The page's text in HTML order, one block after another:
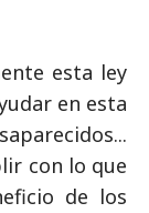
esta ley
en esta
con lo que
de los